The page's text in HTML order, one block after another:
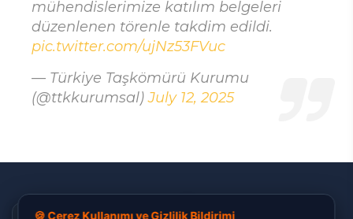
mühendislerimize katılım belgeleri
düzenlenen törenle takdim edildi.
pic.twitter.com/ujNz53FVuc
— Türkiye Taşkömürü Kurumu
(@ttkkurumsal)July 12, 2025
Ben Varda! Size nasıl yardımcı olabilirim? 🔍
🍪 Çerez Kullanımı ve Gizlilik Bildirimi